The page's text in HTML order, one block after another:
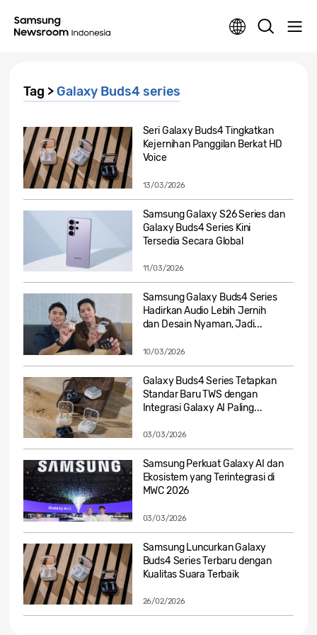
Tag > Galaxy Buds4 series
Seri Galaxy Buds4 Tingkatkan
Kejernihan Panggilan Berkat HD
Voice
13/03/2026
Samsung Galaxy S26 Series dan
Galaxy Buds4 Series Kini
Tersedia Secara Global
11/03/2026
Samsung Galaxy Buds4 Series
Hadirkan Audio Lebih Jernih
dan Desain Nyaman, Jadi...
10/03/2026
Galaxy Buds4 Series Tetapkan
Standar Baru TWS dengan
Integrasi Galaxy AI Paling...
03/03/2026
Samsung Perkuat Galaxy AI dan
Ekosistem yang Terintegrasi di
MWC 2026
03/03/2026
Samsung Luncurkan Galaxy
Buds4 Series Terbaru dengan
Kualitas Suara Terbaik
26/02/2026